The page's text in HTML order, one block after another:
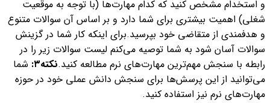
و استخدام مشخص کنید که کدام مهارت‌ها (با توجه به موقعیت
شغلی) اهمیت بیشتری برای شما دارد و بر اساس آن سوالات متنوع
و هدفمندی از متقاضی خود بپرسید.برای اینکه کار شما در گزینش
سوالات آسان شود به شما توصیه می‌کنم لیست سوالات زیر را در
رابطه با سنجش مهم‌ترین مهارت‌های نرم مطالعه کنید.نکته۳:
شما
می‌توانید از این پرسش‌ها برای سنجش دانش عملی خود در حوزه
مهارت‌های نرم نیز استفاده کنید.